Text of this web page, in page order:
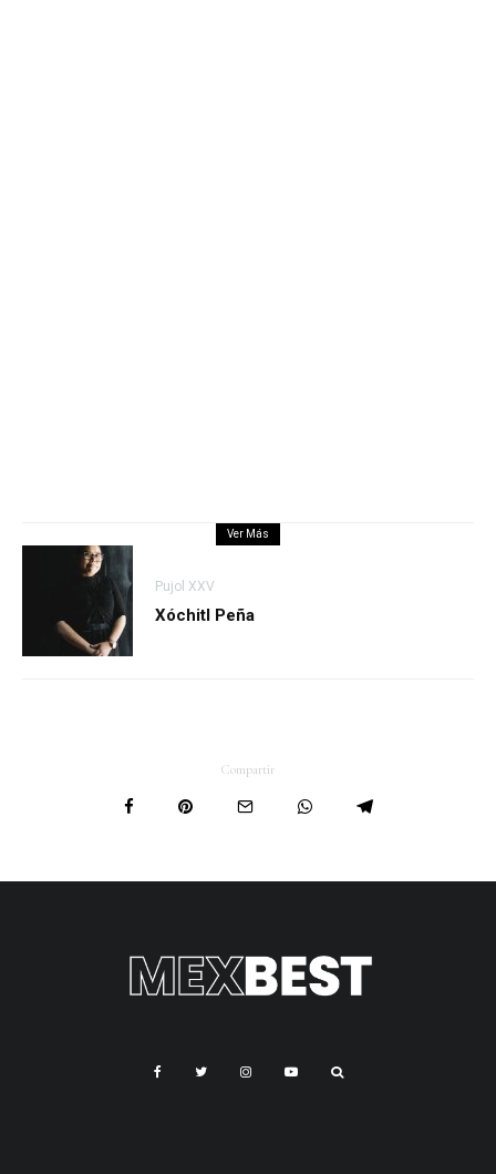
Ver Más
Pujol XXV
Xóchitl Peña
Compartir